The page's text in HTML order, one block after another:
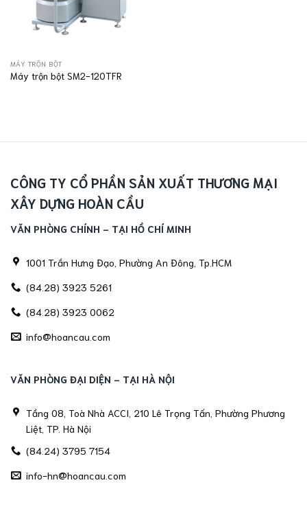
MÁY TRỘN BỘT
Máy trộn bột SM2-120TFR
CÔNG TY CỔ PHẦN SẢN XUẤT THƯƠNG MẠI
XÂY DỰNG HOÀN CẦU
VĂN PHÒNG CHÍNH - TẠI HỒ CHÍ MINH
1001 Trần Hưng Đạo, Phường An Đông, Tp.HCM
(84.28) 3923 5261
(84.28) 3923 0062
info@hoancau.com
VĂN PHÒNG ĐẠI DIỆN - TẠI HÀ NỘI
Tầng 08, Toà Nhà ACCI, 210 Lê Trọng Tấn, Phường Phương
Liệt, TP. Hà Nội
(84.24) 3795 7154
info-hn@hoancau.com